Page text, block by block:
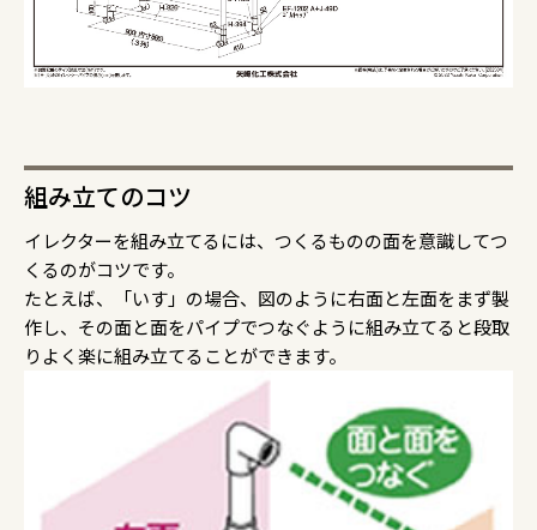
組み立てのコツ
イレクターを組み立てるには、つくるものの面を意識してつ
くるのがコツです。
たとえば、「いす」の場合、図のように右面と左面をまず製
作し、その面と面をパイプでつなぐように組み立てると段取
りよく楽に組み立てることができます。